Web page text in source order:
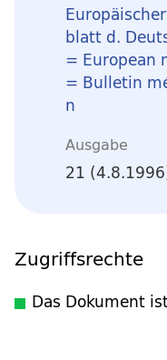
blatt d.
= European
= Bulletin
n
Ausgabe
21
Zugriffsrechte
Das Dokument